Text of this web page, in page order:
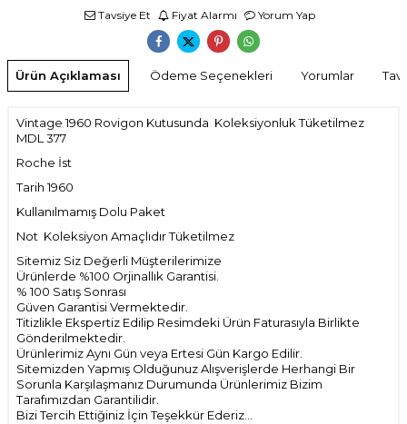
Tavsiye Et Fiyat Alarmı Yorum Yap
Ürün Açıklaması Ödeme Seçenekleri Yorumlar
Vintage 1960 Rovigon Kutusunda Koleksiyonluk Tüketilmez
MDL 377
Roche İst
Tarih 1960
Kullanılmamış Dolu Paket
Not Koleksiyon Amaçlıdır Tüketilmez
Sitemiz Siz Değerli Müşterilerimize
Ürünlerde %100 Orjinallık Garantisi.
% 100 Satış Sonrası
Güven Garantisi Vermektedir.
Titizlikle Ekspertiz Edilip Resimdeki Ürün Faturasıyla Birlikte
Gönderilmektedir.
Ürünlerimiz Aynı Gün veya Ertesi Gün Kargo Edilir.
Sitemizden Yapmış Olduğunuz Alışverişlerde Herhangi Bir
Sorunla Karşılaşmanız Durumunda Ürünlerimiz Bizim
Tarafımızdan Garantilidir.
Bizi Tercih Ettiğiniz İçin Teşekkür Ederiz...